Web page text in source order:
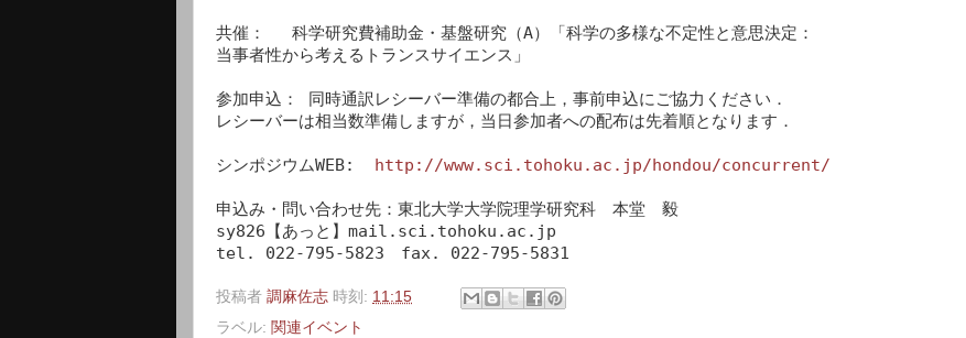
共催：　 科学研究費補助金・基盤研究（A）「科学の多様な不定性と意思決定：
当事者性から考えるトランスサイエンス」
参加申込： 同時通訳レシーバー準備の都合上，事前申込にご協力ください．
レシーバーは相当数準備しますが，当日参加者への配布は先着順となります．
シンポジウムWEB: http://www.sci.tohoku.ac.jp/hondou/concurrent/
申込み・問い合わせ先：東北大学大学院理学研究科　本堂　毅
sy826【あっと】mail.sci.tohoku.ac.jp
tel. 022-795-5823　fax. 022-795-5831
投稿者 調麻佐志 時刻: 11:15
ラベル: 関連イベント